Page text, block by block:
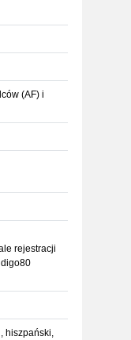
(AF) i
rejestracji
hiszpański,